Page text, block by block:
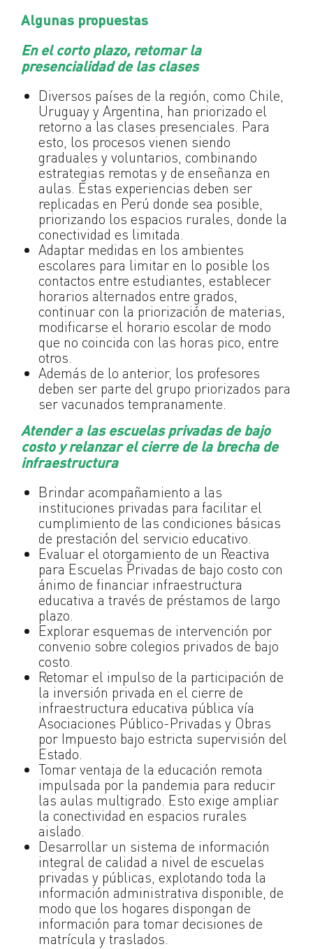
Algunas propuestas
En el corto plazo, retomar la
presencialidad de las clases
Diversos países de la región, como Chile,
Uruguay y Argentina, han priorizado el
retorno a las clases presenciales. Para
esto, los procesos vienen siendo
graduales y voluntarios, combinando
estrategias remotas y de enseñanza en
aulas. Estas experiencias deben ser
replicadas en Perú donde sea posible,
priorizando los espacios rurales, donde la
conectividad es limitada.
Adaptar medidas en los ambientes
escolares para limitar en lo posible los
contactos entre estudiantes, establecer
horarios alternados entre grados,
continuar con la priorización de materias,
modificarse el horario escolar de modo
que no coincida con las horas pico, entre
otros.
Además de lo anterior, los profesores
deben ser parte del grupo priorizados para
ser vacunados tempranamente.
Atender a las escuelas privadas de bajo
costo y relanzar el cierre de la brecha de
infraestructura
Brindar acompañamiento a las
instituciones privadas para facilitar el
cumplimiento de las condiciones básicas
de prestación del servicio educativo.
Evaluar el otorgamiento de un Reactiva
para Escuelas Privadas de bajo costo con
ánimo de financiar infraestructura
educativa a través de préstamos de largo
plazo.
Explorar esquemas de intervención por
convenio sobre colegios privados de bajo
costo.
Retomar el impulso de la participación de
la inversión privada en el cierre de
infraestructura educativa pública vía
Asociaciones Público-Privadas y Obras
por Impuesto bajo estricta supervisión del
Estado.
Tomar ventaja de la educación remota
impulsada por la pandemia para reducir
las aulas multigrado. Esto exige ampliar
la conectividad en espacios rurales
aislado.
Desarrollar un sistema de información
integral de calidad a nivel de escuelas
privadas y públicas, explotando toda la
información administrativa disponible, de
modo que los hogares dispongan de
información para tomar decisiones de
matrícula y traslados.